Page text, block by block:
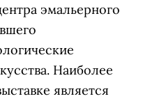
эмальерного
Наиболее
является